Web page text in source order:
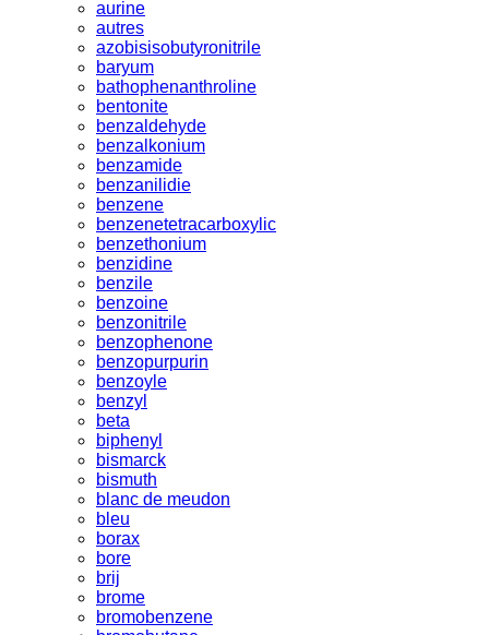
aurine
autres
azobisisobutyronitrile
baryum
bathophenanthroline
bentonite
benzaldehyde
benzalkonium
benzamide
benzanilidie
benzene
benzenetetracarboxylic
benzethonium
benzidine
benzile
benzoine
benzonitrile
benzophenone
benzopurpurin
benzoyle
benzyl
beta
biphenyl
bismarck
bismuth
blanc de meudon
bleu
borax
bore
brij
brome
bromobenzene